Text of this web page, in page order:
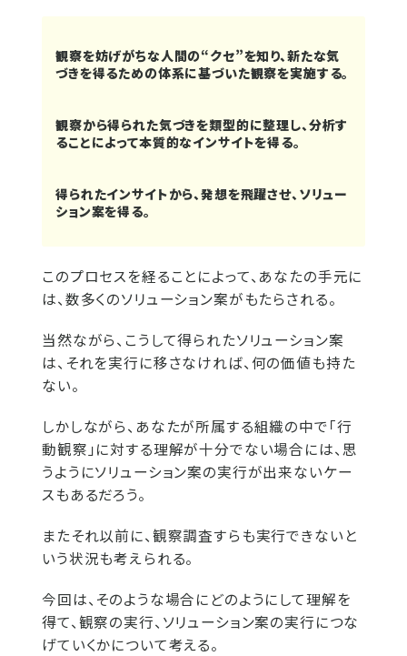
観察を妨げがちな人間の“クセ”を知り、新たな気
づきを得るための体系に基づいた観察を実施する。
観察から得られた気づきを類型的に整理し、分析す
ることによって本質的なインサイトを得る。
得られたインサイトから、発想を飛躍させ、ソリュー
ション案を得る。
このプロセスを経ることによって、あなたの手元に
は、数多くのソリューション案がもたらされる。
当然ながら、こうして得られたソリューション案
は、それを実行に移さなければ、何の価値も持た
ない。
しかしながら、あなたが所属する組織の中で「行
動観察」に対する理解が十分でない場合には、思
うようにソリューション案の実行が出来ないケー
スもあるだろう。
またそれ以前に、観察調査すらも実行できないと
いう状況も考えられる。
今回は、そのような場合にどのようにして理解を
得て、観察の実行、ソリューション案の実行につな
げていくかについて考える。